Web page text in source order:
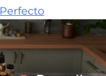
Perfecto